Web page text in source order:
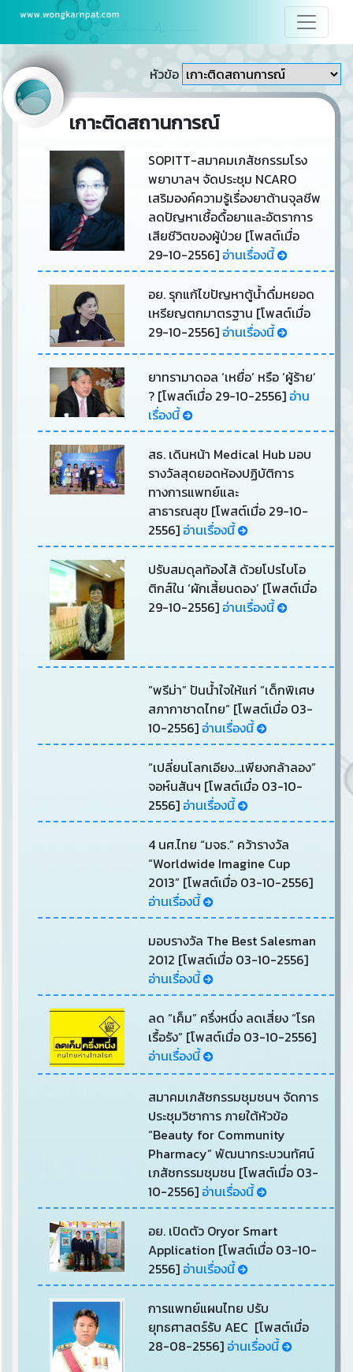
หัวข้อ
เกาะติดสถานการณ์
SOPITT-สมาคมเภสัชกรรมโรง
พยาบาลฯ จัดประชุม NCARO
เสริมองค์ความรู้เรื่องยาต้านจุลชีพ
ลดปัญหาเชื้อดื้อยาและอัตราการ
เสียชีวิตของผู้ป่วย [โพสต์เมื่อ
29-10-2556] อ่านเรื่องนี้
อย. รุกแก้ไขปัญหาตู้น้ำดื่มหยอด
เหรียญตกมาตรฐาน [โพสต์เมื่อ
29-10-2556] อ่านเรื่องนี้
ยาทรามาดอล ‘เหยื่อ’ หรือ ‘ผู้ร้าย’
? [โพสต์เมื่อ 29-10-2556] อ่าน
เรื่องนี้
สธ. เดินหน้า Medical Hub มอบ
รางวัลสุดยอดห้องปฏิบัติการ
ทางการแพทย์และ
สาธารณสุข [โพสต์เมื่อ 29-10-
2556] อ่านเรื่องนี้
ปรับสมดุลท้องไส้ ด้วยโปรไบโอ
ติกส์ใน ‘ผักเสี้ยนดอง’ [โพสต์เมื่อ
29-10-2556] อ่านเรื่องนี้
“พรีม่า” ปันน้ำใจให้แก่ “เด็กพิเศษ
สภากาชาดไทย” [โพสต์เมื่อ 03-
10-2556] อ่านเรื่องนี้
“เปลี่ยนโลกเอียง...เพียงกล้าลอง”
จอห์นสันฯ [โพสต์เมื่อ 03-10-
2556] อ่านเรื่องนี้
4 นศ.ไทย “มจธ.” คว้ารางวัล
“Worldwide Imagine Cup
2013” [โพสต์เมื่อ 03-10-2556]
อ่านเรื่องนี้
มอบรางวัล The Best Salesman
2012 [โพสต์เมื่อ 03-10-2556]
อ่านเรื่องนี้
ลด “เค็ม” ครึ่งหนึ่ง ลดเสี่ยง “โรค
เรื้อรัง” [โพสต์เมื่อ 03-10-2556]
อ่านเรื่องนี้
สมาคมเภสัชกรรมชุมชนฯ จัดการ
ประชุมวิชาการ ภายใต้หัวข้อ
“Beauty for Community
Pharmacy” พัฒนากระบวนทัศน์
เภสัชกรรมชุมชน [โพสต์เมื่อ 03-
10-2556] อ่านเรื่องนี้
อย. เปิดตัว Oryor Smart
Application [โพสต์เมื่อ 03-10-
2556] อ่านเรื่องนี้
การแพทย์แผนไทย ปรับ
ยุทธศาสตร์รับ AEC [โพสต์เมื่อ
28-08-2556] อ่านเรื่องนี้